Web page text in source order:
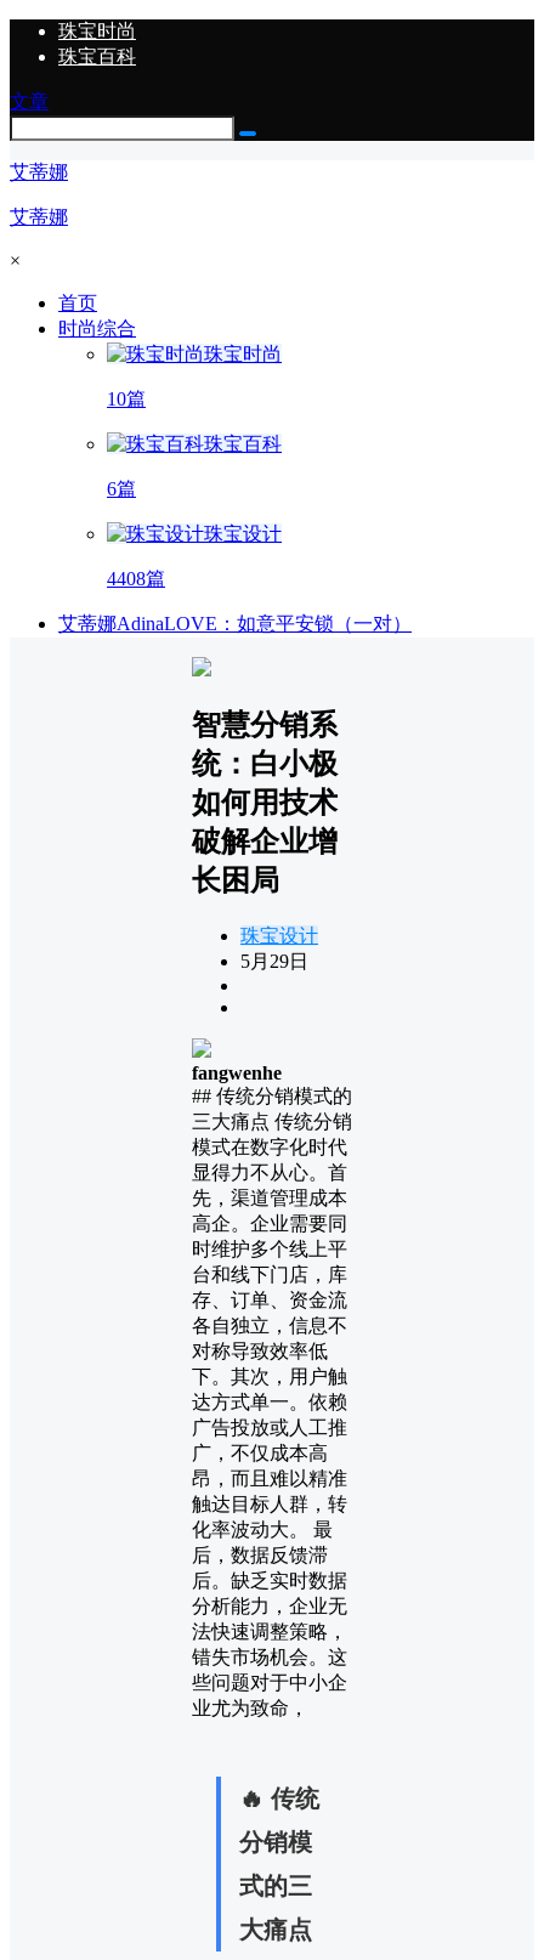
珠宝时尚
珠宝百科
文章
艾蒂娜
艾蒂娜
×
首页
时尚综合
珠宝时尚
10篇
珠宝百科
6篇
珠宝设计
4408篇
艾蒂娜AdinaLOVE：如意平安锁（一对）
智慧分销系
统：白小极
如何用技术
破解企业增
长困局
珠宝设计
5月29日
fangwenhe
## 传统分销模式的
三大痛点 传统分销
模式在数字化时代
显得力不从心。首
先，渠道管理成本
高企。企业需要同
时维护多个线上平
台和线下门店，库
存、订单、资金流
各自独立，信息不
对称导致效率低
下。其次，用户触
达方式单一。依赖
广告投放或人工推
广，不仅成本高
昂，而且难以精准
触达目标人群，转
化率波动大。 最
后，数据反馈滞
后。缺乏实时数据
分析能力，企业无
法快速调整策略，
错失市场机会。这
些问题对于中小企
业尤为致命，
🔥 传统
分销模
式的三
大痛点